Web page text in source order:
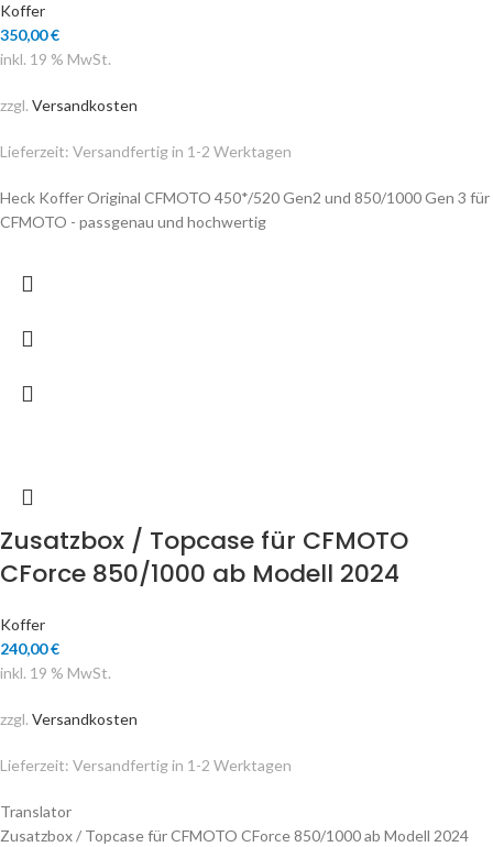
Koffer
350,00€
inkl. 19 % MwSt.
zzgl. Versandkosten
Lieferzeit: Versandfertig in 1-2 Werktagen
Heck Koffer Original CFMOTO 450*/520 Gen2 und 850/1000 Gen 3 für
CFMOTO - passgenau und hochwertig
Zusatzbox / Topcase für CFMOTO
CForce 850/1000 ab Modell 2024
Koffer
240,00€
inkl. 19 % MwSt.
zzgl. Versandkosten
Lieferzeit: Versandfertig in 1-2 Werktagen
Translator
Zusatzbox / Topcase für CFMOTO CForce 850/1000 ab Modell 2024